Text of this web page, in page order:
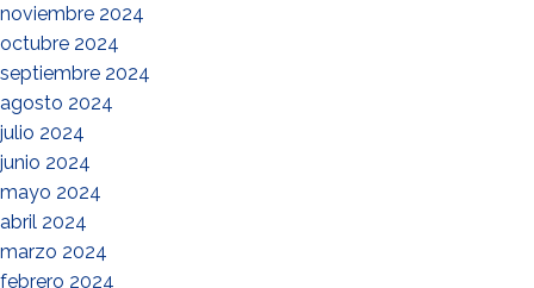
noviembre 2024
octubre 2024
septiembre 2024
agosto 2024
julio 2024
junio 2024
mayo 2024
abril 2024
marzo 2024
febrero 2024